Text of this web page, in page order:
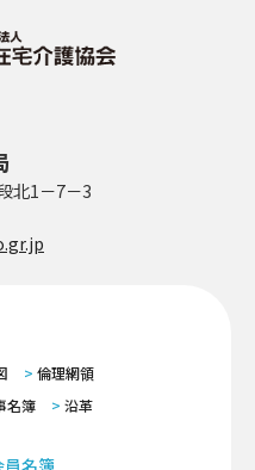
北1－7－3
倫理網領
名簿 沿革
員名簿